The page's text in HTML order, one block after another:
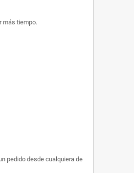
más tiempo.
pedido desde cualquiera de